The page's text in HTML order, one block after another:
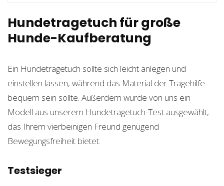
Hundetragetuch für große
Hunde-Kaufberatung
Ein Hundetragetuch sollte sich leicht anlegen und
einstellen lassen, während das Material der Tragehilfe
bequem sein sollte. Außerdem wurde von uns ein
Modell aus unserem Hundetragetuch-Test ausgewählt,
das Ihrem vierbeinigen Freund genügend
Bewegungsfreiheit bietet.
Testsieger